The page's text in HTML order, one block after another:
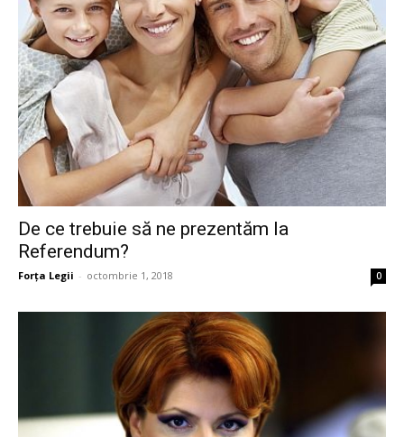
De ce trebuie să ne prezentăm la
Referendum?
Forța Legii - octombrie 1, 2018 0